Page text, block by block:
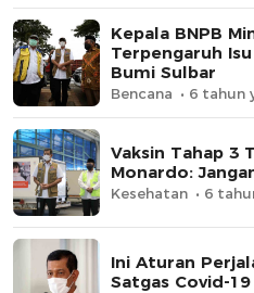
Kepala BNPB
Terpengaruh
Bumi Sulbar
Bencana 6 tahun
Vaksin Tahap 3
Monardo:
Kesehatan 6
Ini Aturan
Satgas Covid-19